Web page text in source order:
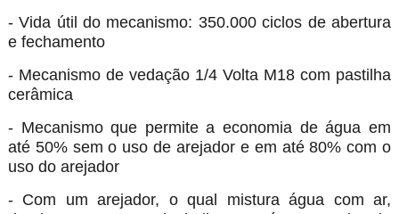
- Vida útil do mecanismo: 350.000 ciclos de abertura
e fechamento
- Mecanismo de vedação 1/4 Volta M18 com pastilha
cerâmica
- Mecanismo que permite a economia de água em
até 50% sem o uso de arejador e em até 80% com o
uso do arejador
- Com um arejador, o qual mistura água com ar,